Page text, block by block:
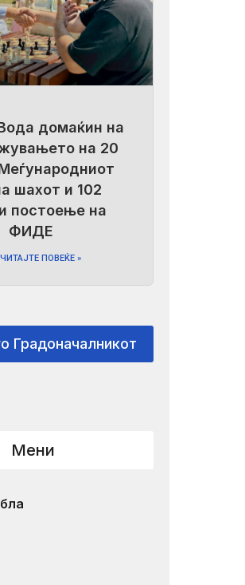
домаќин на
на 20
шахот и 102
постоење на
ФИДЕ
ПОВЕЌЕ »
Градоначалникот
Мени